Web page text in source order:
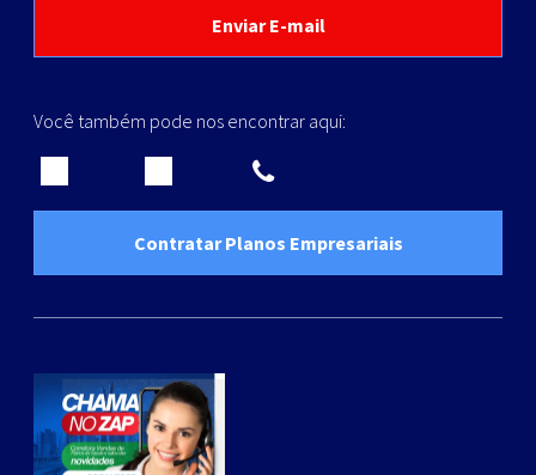
Enviar E-mail
Você também pode nos encontrar aqui:
Contratar Planos Empresariais